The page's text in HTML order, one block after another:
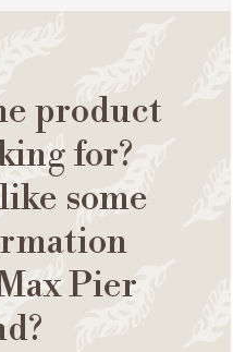
product
for?
some
Pier